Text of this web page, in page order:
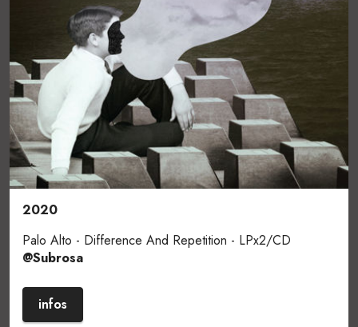
2020
Palo Alto - Difference And Repetition - LPx2/CD
@Subrosa
infos